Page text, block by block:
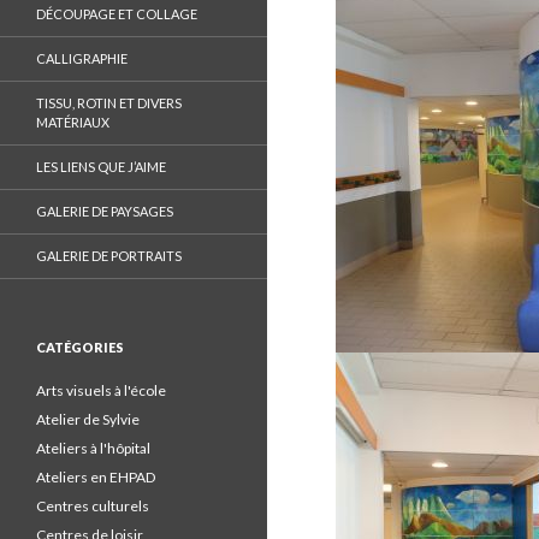
F
c
o
o
.
DÉCOUPAGE ET COLLAGE
CALLIGRAPHIE
TISSU, ROTIN ET DIVERS
MATÉRIAUX
LES LIENS QUE J’AIME
GALERIE DE PAYSAGES
GALERIE DE PORTRAITS
CATÉGORIES
Arts visuels à l'école
Atelier de Sylvie
Ateliers à l'hôpital
Ateliers en EHPAD
Centres culturels
Centres de loisir